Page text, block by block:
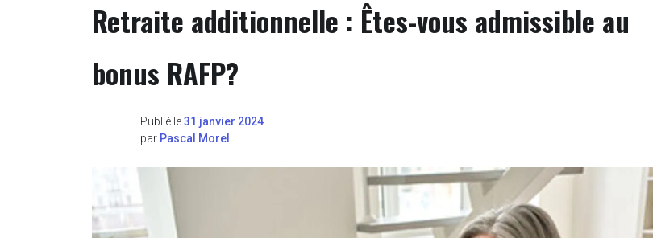
Retraite additionnelle : Êtes-vous admissible au
bonus RAFP?
Publié le31 janvier 2024
par Pascal Morel